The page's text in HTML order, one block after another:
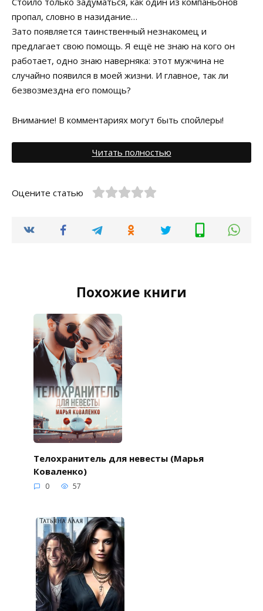
пропал, словно в назидание…
Зато появляется таинственный незнакомец и
предлагает свою помощь. Я ещё не знаю на кого он
работает, одно знаю наверняка: этот мужчина не
случайно появился в моей жизни. И главное, так ли
безвозмездна его помощь?
Внимание! В комментариях могут быть спойлеры!
Читать полностью
Оцените статью
Похожие книги
Телохранитель для невесты (Марья
Коваленко)
0 57